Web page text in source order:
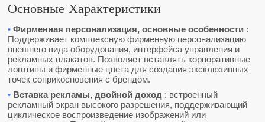
Основные Характеристики
• Фирменная персонализация, основные особенности :
Поддерживает комплексную фирменную персонализацию
внешнего вида оборудования, интерфейса управления и
рекламных плакатов. Позволяет вставлять корпоративные
логотипы и фирменные цвета для создания эксклюзивных
точек соприкосновения с брендом.
• Вставка рекламы, двойной доход : встроенный
рекламный экран высокого разрешения, поддерживающий
циклическое воспроизведение изображений или